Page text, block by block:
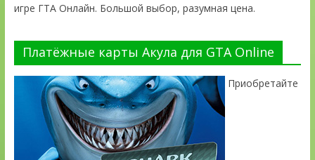
игре ГТА Онлайн. Большой выбор, разумная цена.
Платёжные карты Акула для GTA Online
Приобретайте